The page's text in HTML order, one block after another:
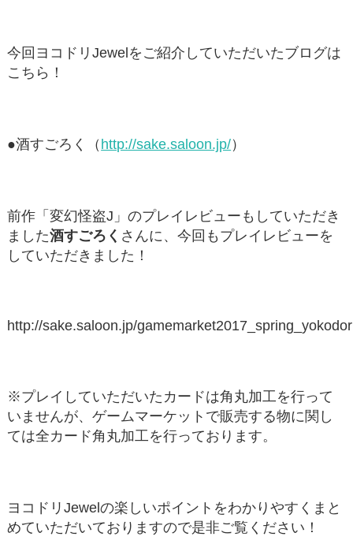
今回ヨコドリJewelをご紹介していただいたブログは
こちら！
●酒すごろく（http://sake.saloon.jp/）
前作「変幻怪盗J」のプレイレビューもしていただき
ました酒すごろく さんに、今回もプレイレビューを
していただきました！
http://sake.saloon.jp/
※プレイしていただいたカードは角丸加工を行って
いませんが、ゲームマーケットで販売する物に関し
ては全カード角丸加工を行っております。
ヨコドリJewelの楽しいポイントをわかりやすくまと
めていただいておりますので是非ご覧ください！